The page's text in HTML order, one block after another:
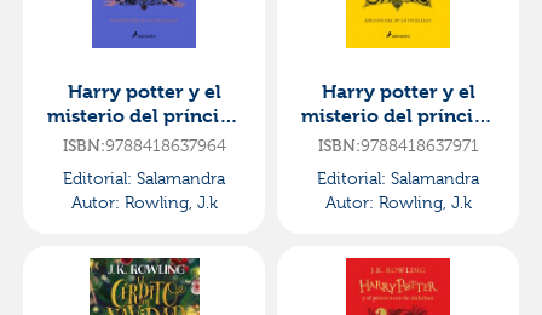
Harry potter y el
misterio del príncipe
- ravenclaw (harry
ISBN:9788418637964
Editorial: Salamandra
Autor: Rowling, J.k
Harry potter y el
misterio del príncipe
- hufflepuff (harry
ISBN:9788418637971
Editorial: Salamandra
Autor: Rowling, J.k